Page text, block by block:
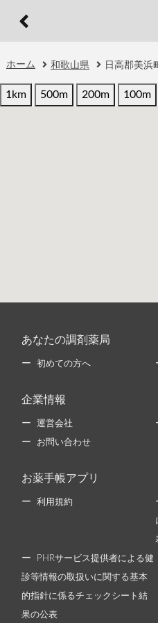
ホーム 和歌山県 日高郡美浜町
1km 500m 200m 100m
あなたの調剤薬局
初めての方へ
企業情報
運営会社
お問い合わせ
お薬手帳アプリ
利用規約
PHRサービス提供者による健
診等情報の取扱いに関する基本
的指針に係るチェックシート結
果の公表